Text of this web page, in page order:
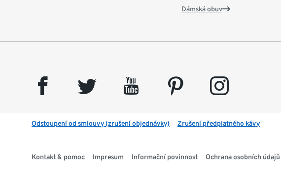
Dámská obuv
facebook twitter youtube pinterest instagram
Odstoupení od smlouvy (zrušení objednávky) Zrušení předplatného kávy
Kontakt & pomoc Impresum Informační povinnost Ochrana osobních údajů